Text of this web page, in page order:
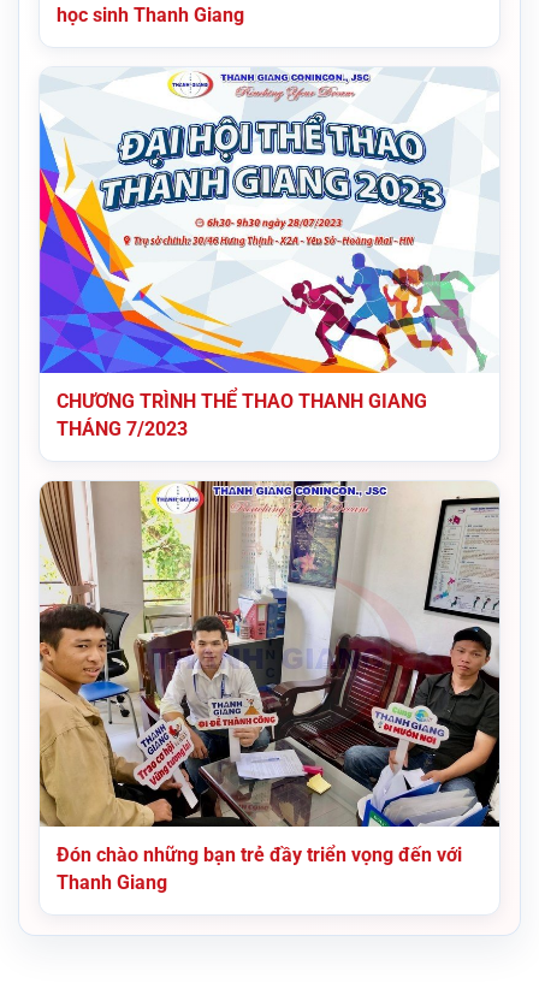
học sinh Thanh Giang
CHƯƠNG TRÌNH THỂ THAO THANH GIANG
THÁNG 7/2023
Đón chào những bạn trẻ đầy triển vọng đến với
Thanh Giang